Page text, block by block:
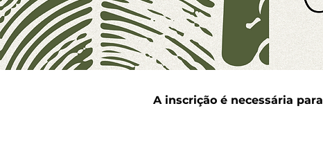
A inscrição é necessária